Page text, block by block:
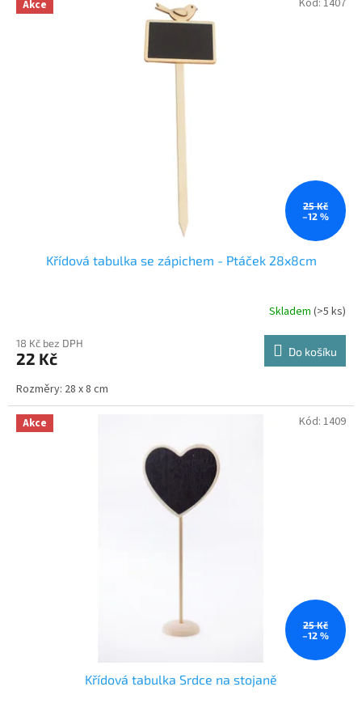
Akce
25 Kč
–12 %
Křídová tabulka se zápichem - Ptáček 28x8cm
Skladem (>5 ks)
18 Kč bez DPH
22 Kč Do košíku
Rozměry: 28 x 8 cm
Akce
25 Kč
–12 %
Křídová tabulka Srdce na stojaně
Kód: 1409